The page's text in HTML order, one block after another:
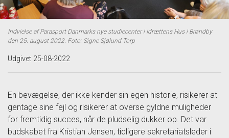
Indvielse af Parasport Danmarks nye studiecenter i Idrættens Hus i Brøndby
den 25. august 2022. Foto: Signe Sjølund Torp
Udgivet 25-08-2022
En bevægelse, der ikke kender sin egen historie, risikerer at
gentage sine fejl og risikerer at overse gyldne muligheder
for fremtidig succes, når de pludselig dukker op. Det var
budskabet fra Kristian Jensen, tidligere sekretariatsleder i